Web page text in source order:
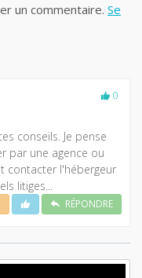
un commentaire. Se
0
conseils. Je pense
par une agence ou
contacter l'hébergeur
litiges...
RÉPONDRE